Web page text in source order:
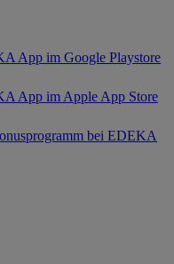
App im Google Playstore
App im Apple App Store
bei EDEKA